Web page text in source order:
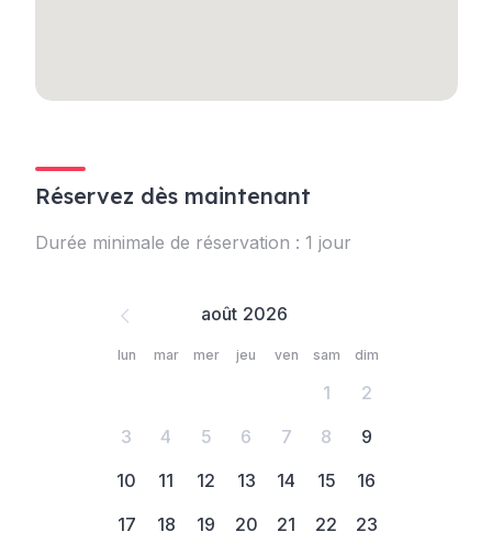
Réservez dès maintenant
Durée minimale de réservation : 1 jour
août
lun mar mer jeu ven sam dim
1
2
3
4 5 6 7 8
9
10
11 12 13 14 15
16
17
18 19 20 21 22
23